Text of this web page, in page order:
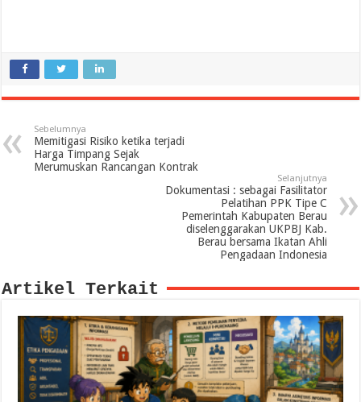
Sebelumnya
Memitigasi Risiko ketika terjadi
Harga Timpang Sejak
Merumuskan Rancangan Kontrak
Selanjutnya
Dokumentasi : sebagai Fasilitator
Pelatihan PPK Tipe C
Pemerintah Kabupaten Berau
diselenggarakan UKPBJ Kab.
Berau bersama Ikatan Ahli
Pengadaan Indonesia
Artikel Terkait